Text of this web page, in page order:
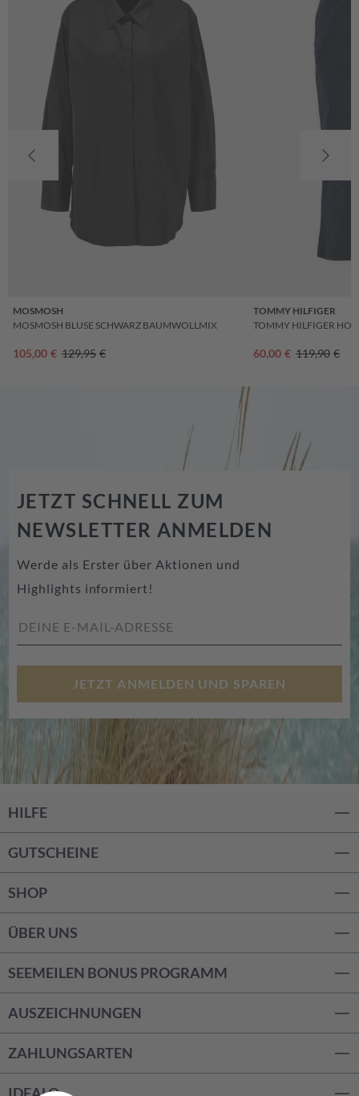
JETZT SCHNELL ZUM
NEWSLETTER ANMELDEN
Werde als Erster über Aktionen und
Highlights informiert!
JETZT ANMELDEN UND SPAREN
HILFE
GUTSCHEINE
SHOP
ÜBER UNS
SEEMEILEN BONUS PROGRAMM
AUSZEICHNUNGEN
ZAHLUNGSARTEN